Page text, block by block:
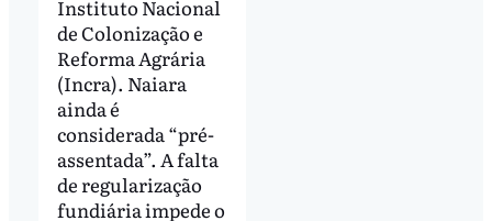
Instituto Nacional
de Colonização e
Reforma Agrária
(Incra). Naiara
ainda é
considerada “pré-
assentada”. A falta
de regularização
fundiária impede o